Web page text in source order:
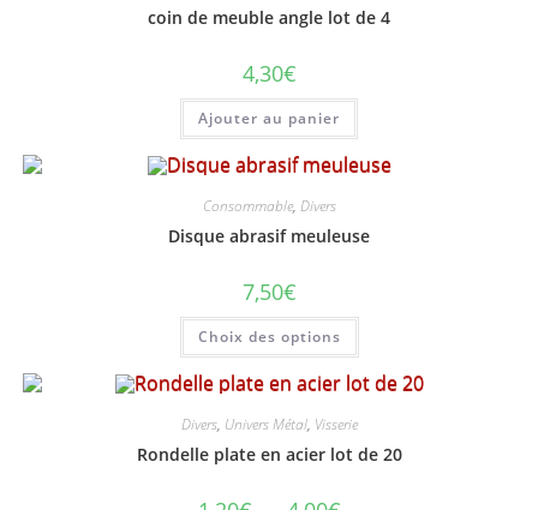
coin de meuble angle lot de 4
4,30€
Ajouter au panier
Consommable, Divers
Disque abrasif meuleuse
7,50€
Choix des options
Ce
a
plusieurs
variations.
options
être
Divers, Univers Métal, Visserie
Rondelle plate en acier lot de 20